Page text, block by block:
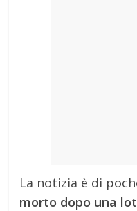
La notizia è di
morto dopo una